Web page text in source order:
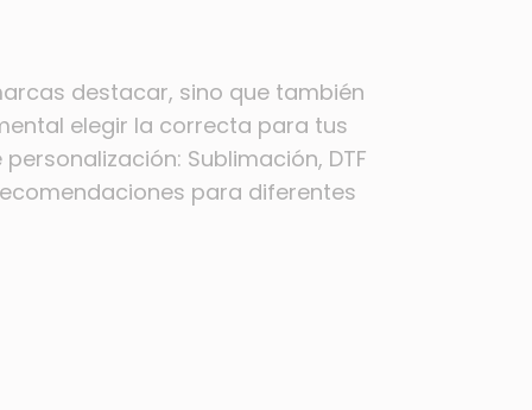
destacar, sino que también
elegir la correcta para tus
Sublimación, DTF
para diferentes